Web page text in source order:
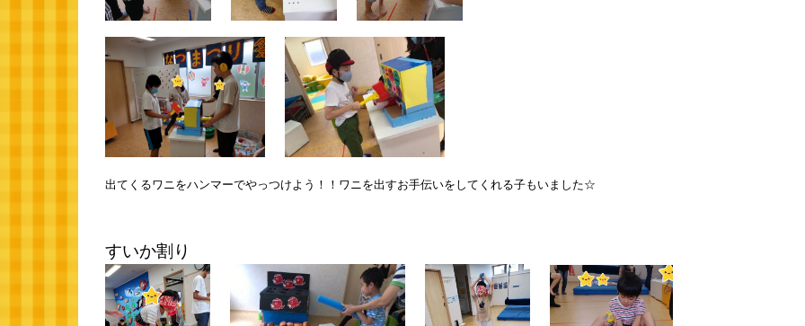
出てくるワニをハンマーでやっつけよう！！ワニを出すお手伝いをしてくれる子もいました☆
すいか割り